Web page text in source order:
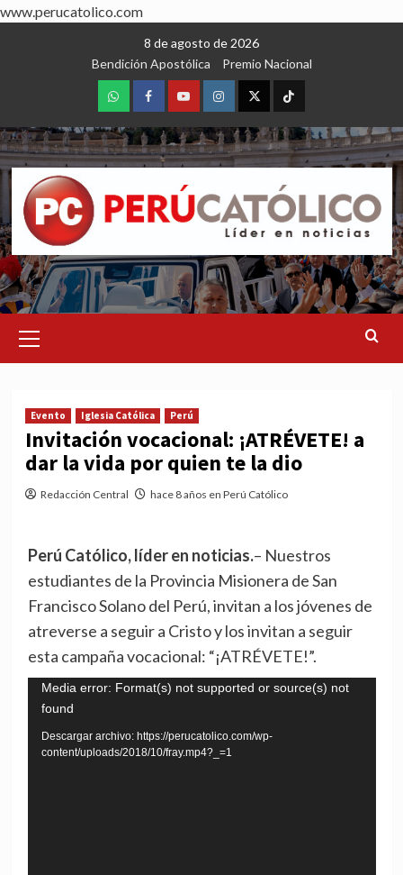
www.perucatolico.com
8 de agosto de 2026
Bendición Apostólica
Premio Nacional
WhatsAppFacebookYoutubeInstagram
X TikTok
Menu
Evento Iglesia Católica Perú
Invitación vocacional: ¡ATRÉVETE! a
dar la vida por quien te la dio
Redacción Central hace 8 años en Perú Católico
Perú Católico, líder en noticias.– Nuestros
estudiantes de la Provincia Misionera de San
Francisco Solano del Perú, invitan a los jóvenes de
atreverse a seguir a Cristo y los invitan a seguir
esta campaña vocacional: “¡ATRÉVETE!”.
Reproductor
de
vídeo
Media error: Format(s) not supported or source(s) not
found
Descargar archivo: https://perucatolico.com/wp-
content/uploads/2018/10/fray.mp4?_=1